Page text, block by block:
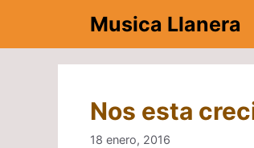
contenido
Musica Llanera
Nos esta
18 enero, 2016